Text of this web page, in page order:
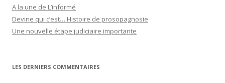
A la une de L’informé
Devine qui c’est… Histoire de prosopagnosie
Une nouvelle étape judiciaire importante
LES DERNIERS COMMENTAIRES